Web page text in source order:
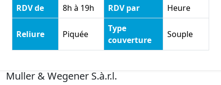
RDV de
8h à 19h RDV par Heure
Reliure Piquée
Type
couverture
Souple
Muller & Wegener S.à.r.l.